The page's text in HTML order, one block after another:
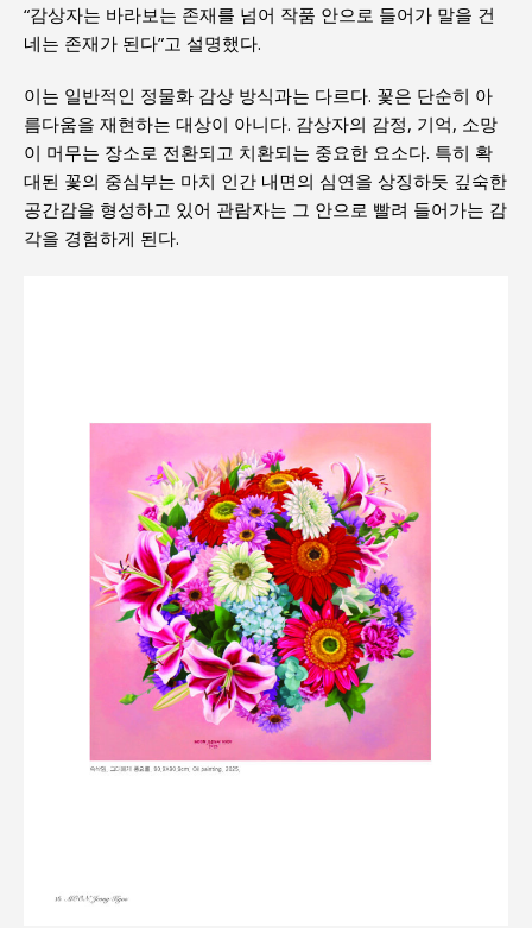
“감상자는 바라보는 존재를 넘어 작품 안으로 들어가 말을 건
네는 존재가 된다”고 설명했다.
이는 일반적인 정물화 감상 방식과는 다르다. 꽃은 단순히 아
름다움을 재현하는 대상이 아니다. 감상자의 감정, 기억, 소망
이 머무는 장소로 전환되고 치환되는 중요한 요소다. 특히 확
대된 꽃의 중심부는 마치 인간 내면의 심연을 상징하듯 깊숙한
공간감을 형성하고 있어 관람자는 그 안으로 빨려 들어가는 감
각을 경험하게 된다.